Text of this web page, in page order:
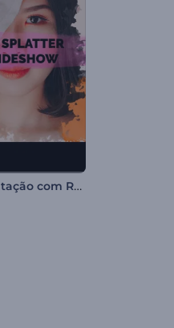
Apresentação com Respingos de Tinta